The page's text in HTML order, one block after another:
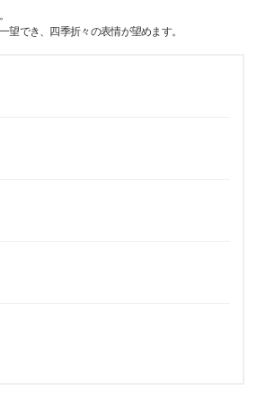
望でき、四季折々の表情が望めます。